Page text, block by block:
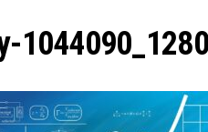
1044090_1280